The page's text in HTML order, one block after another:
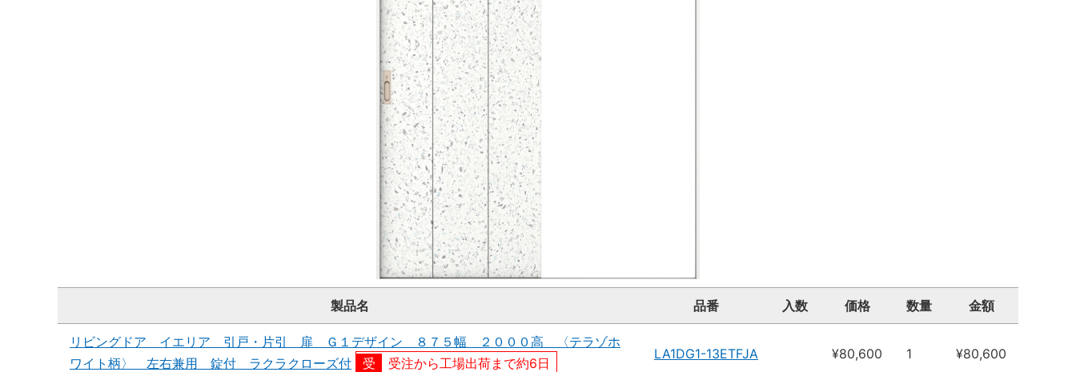
製品名 品番 入数 価格 数量 金額
リビングドア イエリア 引戸・片引 扉 Ｇ１デザイン ８７５幅 ２０００高 〈テラゾホ
ワイト柄〉 左右兼用 錠付 ラクラクローズ付
受注から工場出荷まで約6日
LA1DG1-13ETFJA ¥80,600 1 ¥80,600